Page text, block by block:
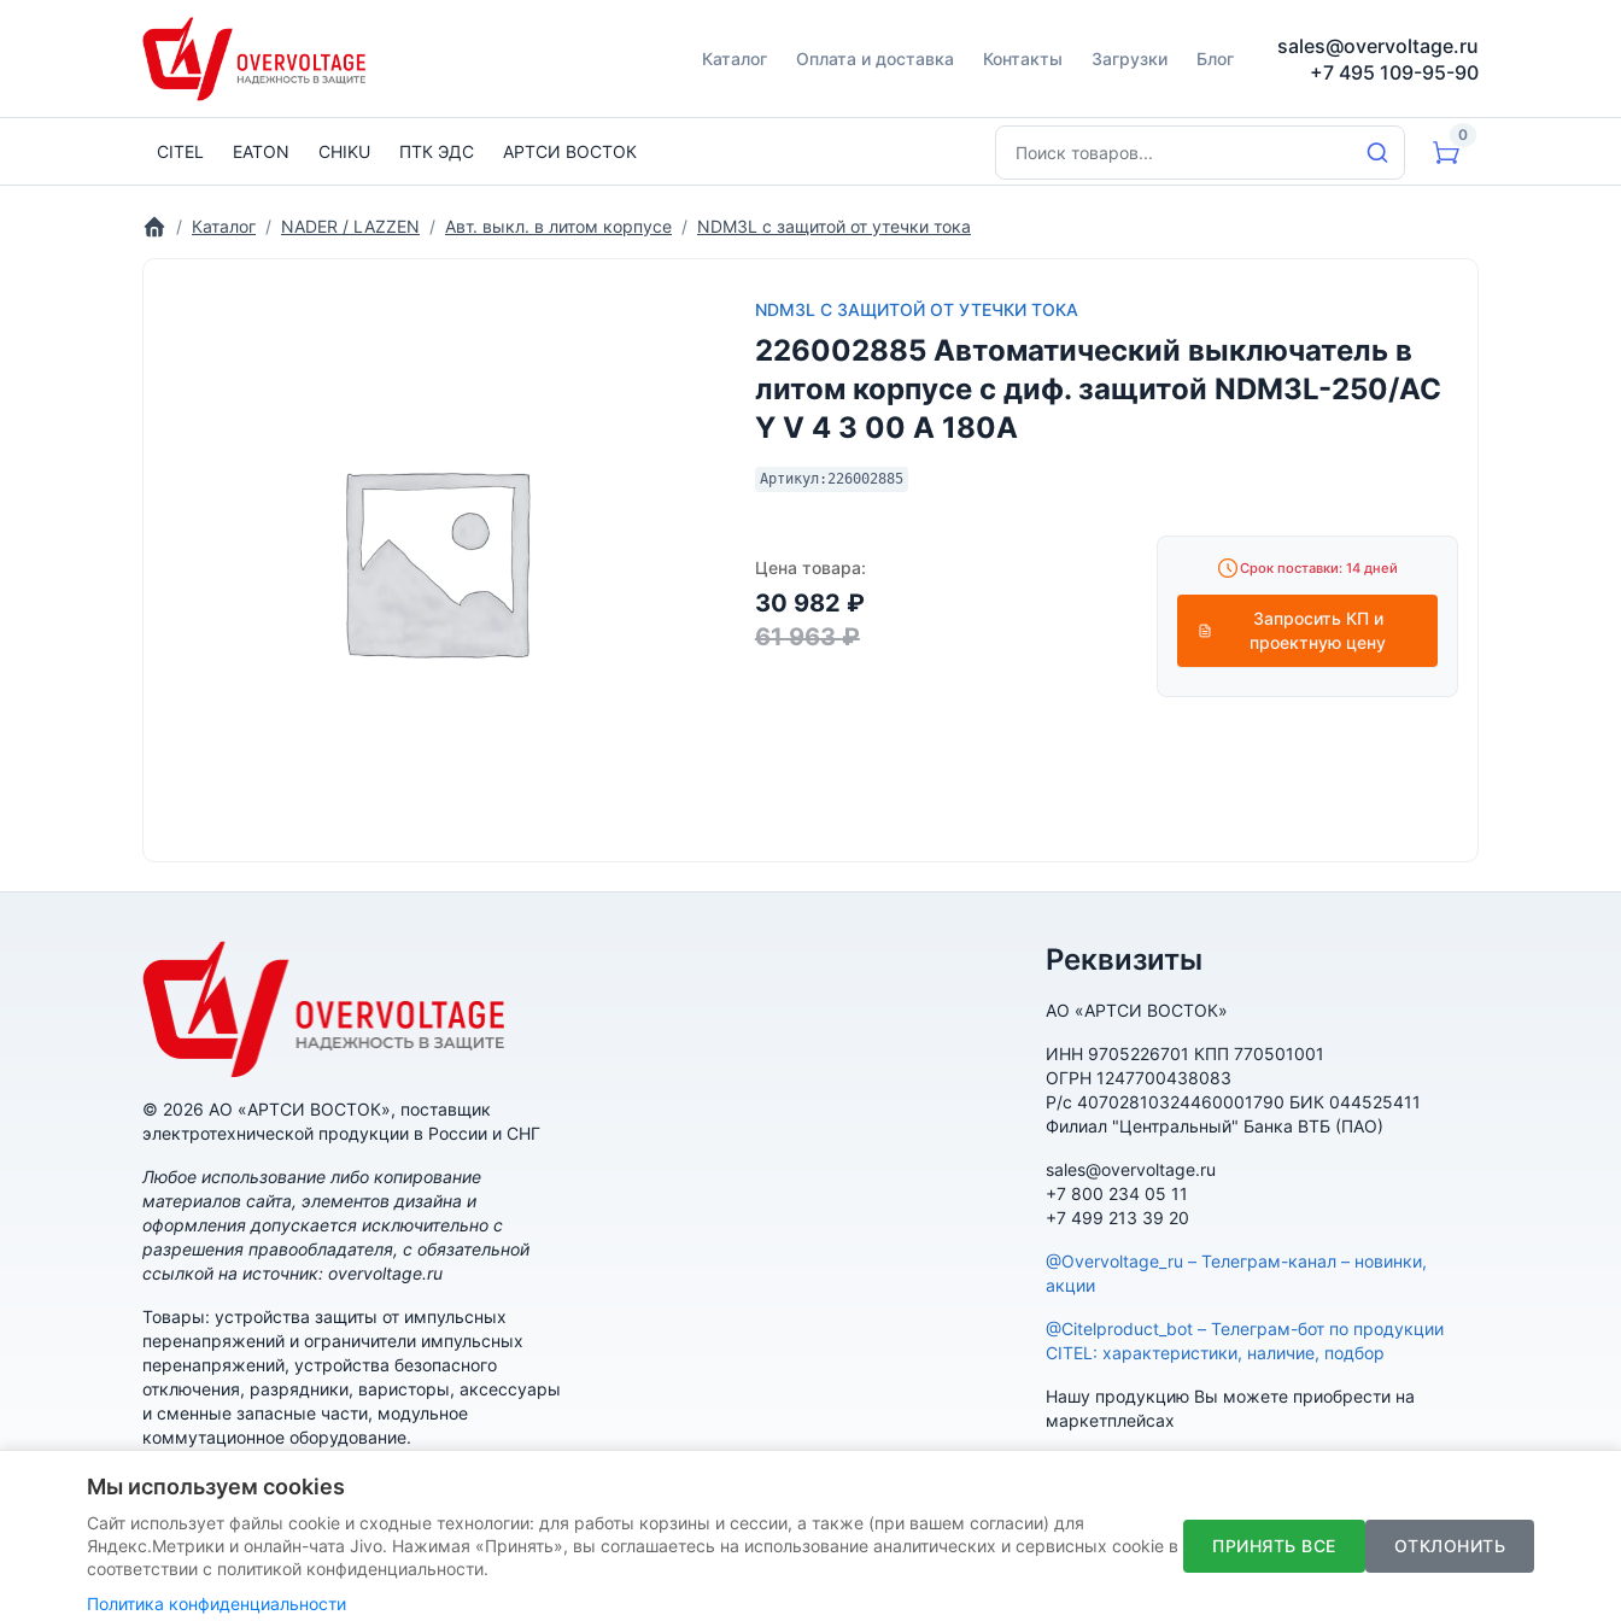
Каталог Оплата и доставка Контакты Загрузки Блог
sales@overvoltage.ru
+7 495 109-95-90
CITEL EATON CHIKU ПТК ЭДС АРТСИ ВОСТОК
0
Каталог NADER / LAZZEN Авт. выкл. в литом корпусе NDM3L с защитой от утечки тока
NDM3L С ЗАЩИТОЙ ОТ УТЕЧКИ ТОКА
226002885 Автоматический выключатель в
литом корпусе с диф. защитой NDM3L-250/AC
Y V 4 3 00 A 180A
Артикул: 226002885
Цена товара:
30 982 ₽
61 963₽
Срок поставки: 14 дней
Запросить КП и
проектную цену
© 2026 АО «АРТСИ ВОСТОК», поставщик
электротехнической продукции в России и СНГ
Любое использование либо копирование
материалов сайта, элементов дизайна и
оформления допускается исключительно с
разрешения правообладателя, с обязательной
ссылкой на источник: overvoltage.ru
Товары: устройства защиты от импульсных
перенапряжений и ограничители импульсных
перенапряжений, устройства безопасного
отключения, разрядники, варисторы, аксессуары
и сменные запасные части, модульное
коммутационное оборудование.
Политика конфиденциальности
Пользовательское соглашение
Реквизиты
АО «АРТСИ ВОСТОК»
ИНН 9705226701 КПП 770501001
ОГРН 1247700438083
Р/с 40702810324460001790 БИК 044525411
Филиал "Центральный" Банка ВТБ (ПАО)
sales@overvoltage.ru
+7 800 234 05 11
+7 499 213 39 20
@Overvoltage_ru – Телеграм-канал – новинки,
акции
@Citelproduct_bot – Телеграм-бот по продукции
CITEL: характеристики, наличие, подбор
Нашу продукцию Вы можете приобрести на
маркетплейсах
Мы используем cookies
Сайт использует файлы cookie и сходные технологии: для работы корзины и сессии, а также (при вашем согласии) для
Яндекс.Метрики и онлайн-чата Jivo. Нажимая «Принять», вы соглашаетесь на использование аналитических и сервисных cookie в
соответствии с политикой конфиденциальности.
Политика конфиденциальности
ПРИНЯТЬ ВСЕ ОТКЛОНИТЬ